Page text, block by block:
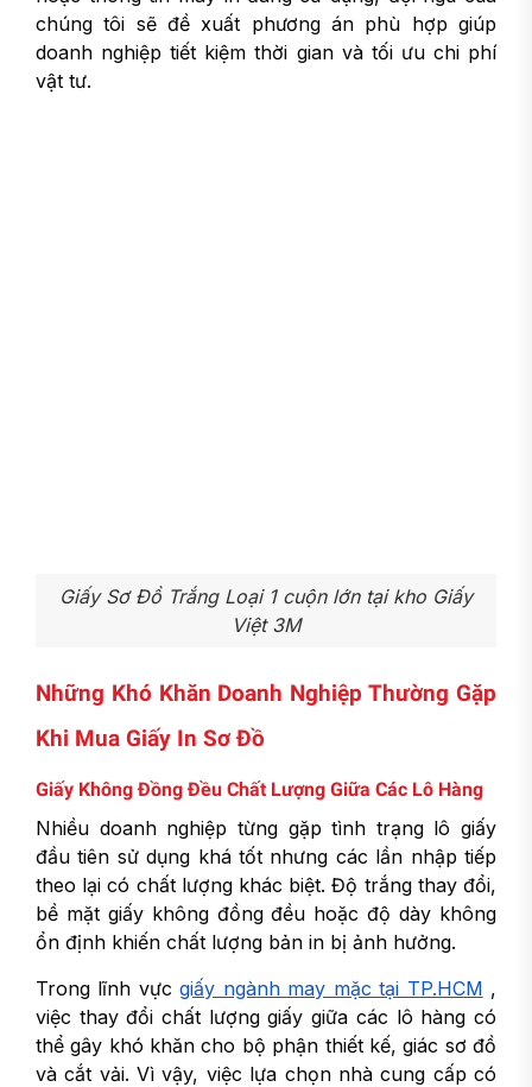
chúng tôi sẽ đề xuất phương án phù hợp giúp
doanh nghiệp tiết kiệm thời gian và tối ưu chi phí
vật tư.
Giấy Sơ Đồ Trắng Loại 1 cuộn lớn tại kho Giấy
Việt 3M
Những Khó Khăn Doanh Nghiệp Thường Gặp
Khi Mua Giấy In Sơ Đồ
Giấy Không Đồng Đều Chất Lượng Giữa Các Lô Hàng
Nhiều doanh nghiệp từng gặp tình trạng lô giấy
đầu tiên sử dụng khá tốt nhưng các lần nhập tiếp
theo lại có chất lượng khác biệt. Độ trắng thay đổi,
bề mặt giấy không đồng đều hoặc độ dày không
ổn định khiến chất lượng bản in bị ảnh hưởng.
Trong lĩnh vựcgiấy ngành may mặc tại TP.HCM ,
việc thay đổi chất lượng giấy giữa các lô hàng có
thể gây khó khăn cho bộ phận thiết kế, giác sơ đồ
và cắt vải. Vì vậy, việc lựa chọn nhà cung cấp có